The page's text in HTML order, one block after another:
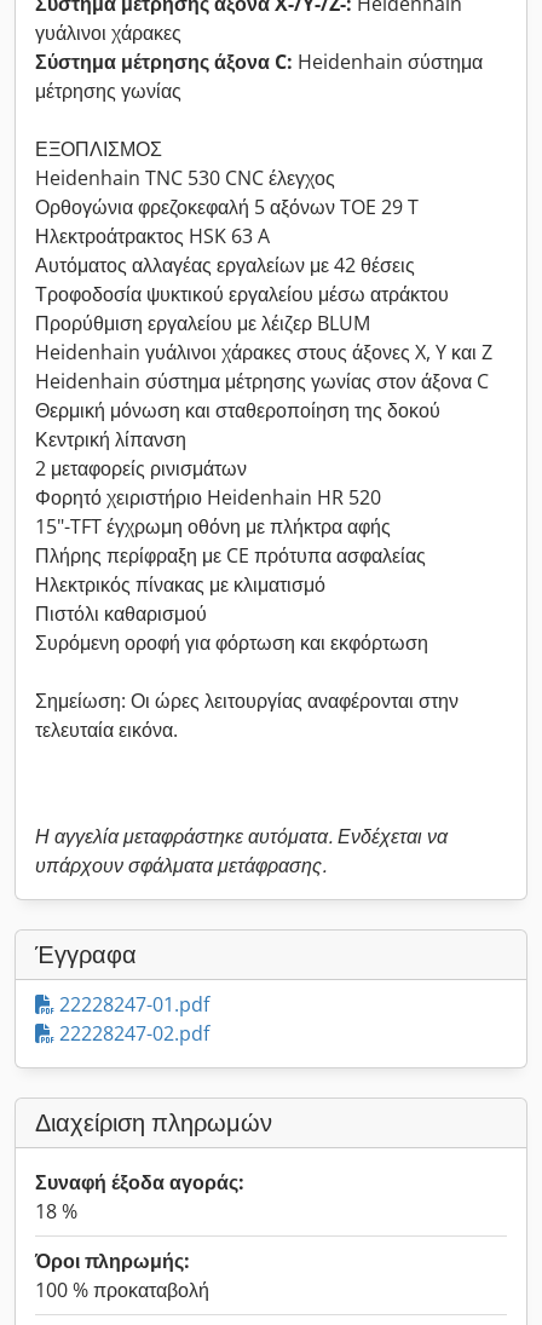
γυάλινοι χάρακες
Σύστημα μέτρησης άξονα C: Heidenhain σύστημα
μέτρησης γωνίας
ΕΞΟΠΛΙΣΜΟΣ
Heidenhain TNC 530 CNC έλεγχος
Ορθογώνια φρεζοκεφαλή 5 αξόνων TOE 29 T
Ηλεκτροάτρακτος HSK 63 A
Αυτόματος αλλαγέας εργαλείων με 42 θέσεις
Τροφοδοσία ψυκτικού εργαλείου μέσω ατράκτου
Προρύθμιση εργαλείου με λέιζερ BLUM
Heidenhain γυάλινοι χάρακες στους άξονες X, Y και Z
Heidenhain σύστημα μέτρησης γωνίας στον άξονα C
Θερμική μόνωση και σταθεροποίηση της δοκού
Κεντρική λίπανση
2 μεταφορείς ρινισμάτων
Φορητό χειριστήριο Heidenhain HR 520
15"-TFT έγχρωμη οθόνη με πλήκτρα αφής
Πλήρης περίφραξη με CE πρότυπα ασφαλείας
Ηλεκτρικός πίνακας με κλιματισμό
Πιστόλι καθαρισμού
Συρόμενη οροφή για φόρτωση και εκφόρτωση
Σημείωση: Οι ώρες λειτουργίας αναφέρονται στην
τελευταία εικόνα.
Η αγγελία μεταφράστηκε αυτόματα. Ενδέχεται να
υπάρχουν σφάλματα μετάφρασης.
Έγγραφα
22228247-01.pdf
22228247-02.pdf
Διαχείριση πληρωμών
Συναφή έξοδα αγοράς:
18 %
Όροι πληρωμής:
100 % προκαταβολή